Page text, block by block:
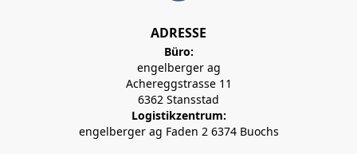
ADRESSE
Büro:
engelberger ag
Achereggstrasse 11
6362 Stansstad
Logistikzentrum:
engelberger ag Faden 2 6374 Buochs